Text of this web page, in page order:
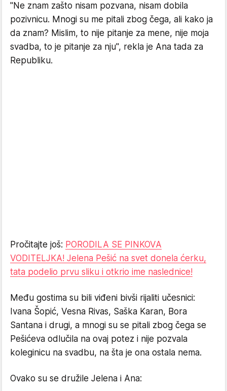
"Ne znam zašto nisam pozvana, nisam dobila
pozivnicu. Mnogi su me pitali zbog čega, ali kako ja
da znam? Mislim, to nije pitanje za mene, nije moja
svadba, to je pitanje za nju", rekla je Ana tada za
Republiku.
Pročitajte još: PORODILA SE PINKOVA
VODITELJKA! Jelena Pešić na svet donela ćerku,
tata podelio prvu sliku i otkrio ime naslednice!
Među gostima su bili viđeni bivši rijaliti učesnici:
Ivana Šopić, Vesna Rivas, Saška Karan, Bora
Santana i drugi, a mnogi su se pitali zbog čega se
Pešićeva odlučila na ovaj potez i nije pozvala
koleginicu na svadbu, na šta je ona ostala nema.
Ovako su se družile Jelena i Ana: